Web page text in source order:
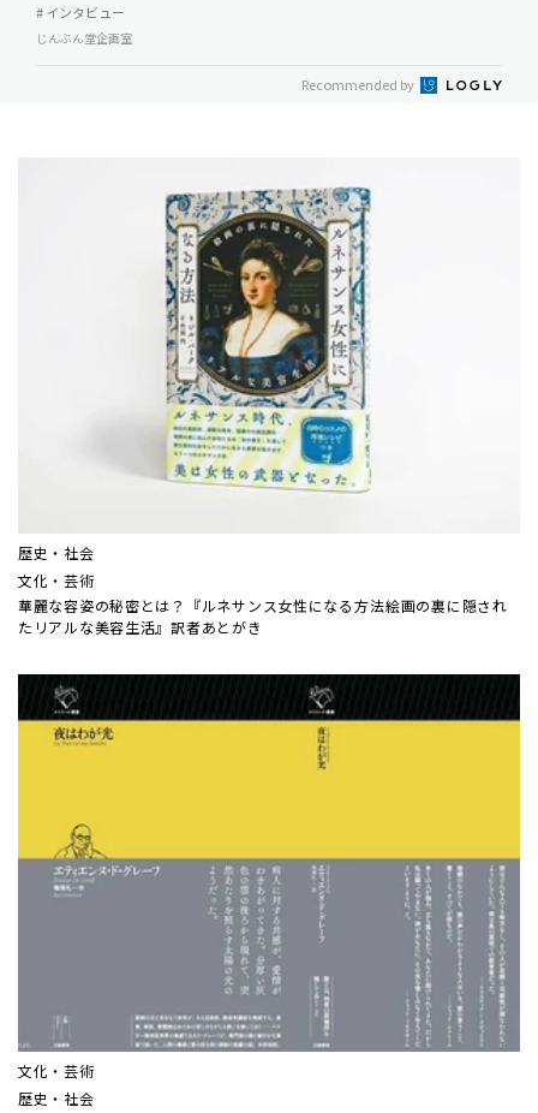
# インタビュー
じんぶん堂企画室
Recommended by
歴史・社会
文化・芸術
華麗な容姿の秘密とは？『ルネサンス女性になる方法――絵画の裏に隠され
たリアルな美容生活』訳者あとがき
文化・芸術
歴史・社会